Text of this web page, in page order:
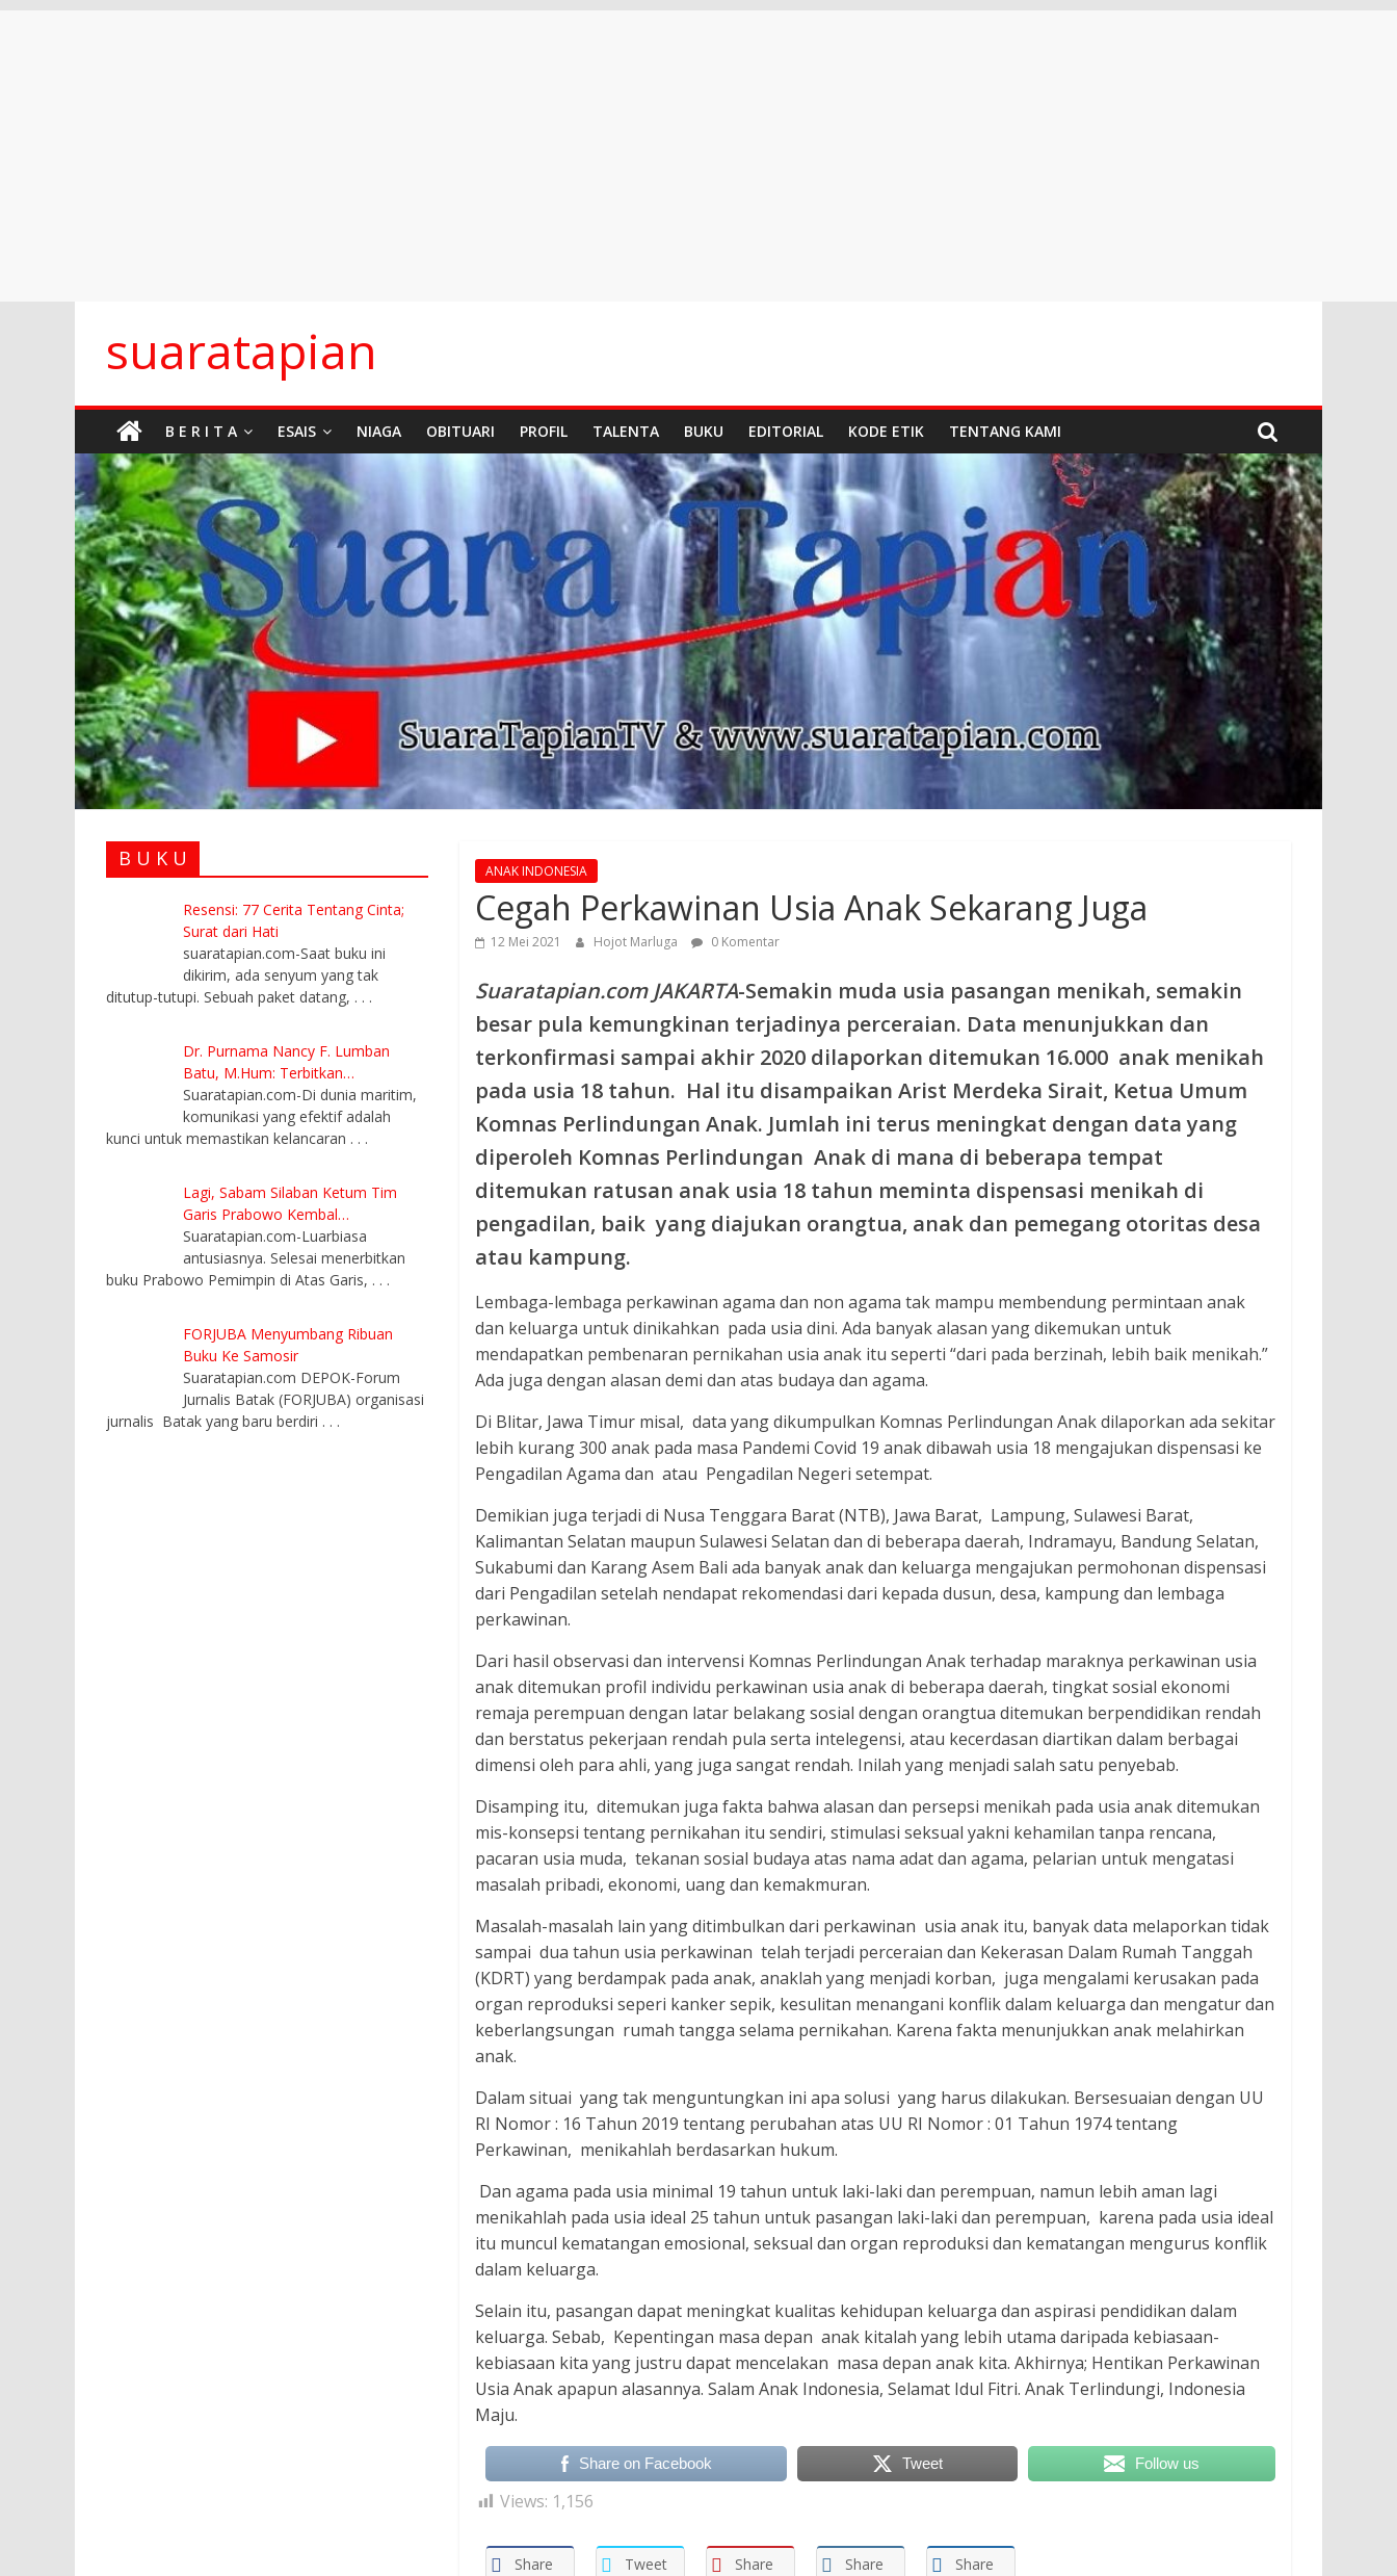
contentsuaratapian
B E R I T A ESAIS NIAGA OBITUARI PROFIL TALENTA BUKU EDITORIAL KODE ETIK TENTANG KAMI
ANAK INDONESIA
Cegah Perkawinan Usia Anak Sekarang Juga
12 Mei 2021 Hojot Marluga 0 Komentar
Suaratapian.com JAKARTA-Semakin muda usia pasangan menikah, semakin
besar pula kemungkinan terjadinya perceraian. Data menunjukkan dan
terkonfirmasi sampai akhir 2020 dilaporkan ditemukan 16.000 anak menikah
pada usia 18 tahun. Hal itu disampaikan Arist Merdeka Sirait, Ketua Umum
Komnas Perlindungan Anak. Jumlah ini terus meningkat dengan data yang
diperoleh Komnas Perlindungan Anak di mana di beberapa tempat
ditemukan ratusan anak usia 18 tahun meminta dispensasi menikah di
pengadilan, baik yang diajukan orangtua, anak dan pemegang otoritas desa
atau kampung.
Lembaga-lembaga perkawinan agama dan non agama tak mampu membendung permintaan anak
dan keluarga untuk dinikahkan pada usia dini. Ada banyak alasan yang dikemukan untuk
mendapatkan pembenaran pernikahan usia anak itu seperti “dari pada berzinah, lebih baik menikah.”
Ada juga dengan alasan demi dan atas budaya dan agama.
Di Blitar, Jawa Timur misal, data yang dikumpulkan Komnas Perlindungan Anak dilaporkan ada sekitar
lebih kurang 300 anak pada masa Pandemi Covid 19 anak dibawah usia 18 mengajukan dispensasi ke
Pengadilan Agama dan atau Pengadilan Negeri setempat.
Demikian juga terjadi di Nusa Tenggara Barat (NTB), Jawa Barat, Lampung, Sulawesi Barat,
Kalimantan Selatan maupun Sulawesi Selatan dan di beberapa daerah, Indramayu, Bandung Selatan,
Sukabumi dan Karang Asem Bali ada banyak anak dan keluarga mengajukan permohonan dispensasi
dari Pengadilan setelah nendapat rekomendasi dari kepada dusun, desa, kampung dan lembaga
perkawinan.
Dari hasil observasi dan intervensi Komnas Perlindungan Anak terhadap maraknya perkawinan usia
anak ditemukan profil individu perkawinan usia anak di beberapa daerah, tingkat sosial ekonomi
remaja perempuan dengan latar belakang sosial dengan orangtua ditemukan berpendidikan rendah
dan berstatus pekerjaan rendah pula serta intelegensi, atau kecerdasan diartikan dalam berbagai
dimensi oleh para ahli, yang juga sangat rendah. Inilah yang menjadi salah satu penyebab.
Disamping itu, ditemukan juga fakta bahwa alasan dan persepsi menikah pada usia anak ditemukan
mis-konsepsi tentang pernikahan itu sendiri, stimulasi seksual yakni kehamilan tanpa rencana,
pacaran usia muda, tekanan sosial budaya atas nama adat dan agama, pelarian untuk mengatasi
masalah pribadi, ekonomi, uang dan kemakmuran.
Masalah-masalah lain yang ditimbulkan dari perkawinan usia anak itu, banyak data melaporkan tidak
sampai dua tahun usia perkawinan telah terjadi perceraian dan Kekerasan Dalam Rumah Tanggah
(KDRT) yang berdampak pada anak, anaklah yang menjadi korban, juga mengalami kerusakan pada
organ reproduksi seperi kanker sepik, kesulitan menangani konflik dalam keluarga dan mengatur dan
keberlangsungan rumah tangga selama pernikahan. Karena fakta menunjukkan anak melahirkan
anak.
Dalam situai yang tak menguntungkan ini apa solusi yang harus dilakukan. Bersesuaian dengan UU
RI Nomor : 16 Tahun 2019 tentang perubahan atas UU RI Nomor : 01 Tahun 1974 tentang
Perkawinan, menikahlah berdasarkan hukum.
Dan agama pada usia minimal 19 tahun untuk laki-laki dan perempuan, namun lebih aman lagi
menikahlah pada usia ideal 25 tahun untuk pasangan laki-laki dan perempuan, karena pada usia ideal
itu muncul kematangan emosional, seksual dan organ reproduksi dan kematangan mengurus konflik
dalam keluarga.
Selain itu, pasangan dapat meningkat kualitas kehidupan keluarga dan aspirasi pendidikan dalam
keluarga. Sebab, Kepentingan masa depan anak kitalah yang lebih utama daripada kebiasaan-
kebiasaan kita yang justru dapat mencelakan masa depan anak kita. Akhirnya; Hentikan Perkawinan
Usia Anak apapun alasannya. Salam Anak Indonesia, Selamat Idul Fitri. Anak Terlindungi, Indonesia
Maju.
Share on Facebook Tweet Follow us
Views: 1,156
Share Tweet Share Share Share
B U K U
Resensi: 77 Cerita Tentang Cinta;
Surat dari Hati
suaratapian.com-Saat buku ini
dikirim, ada senyum yang tak
ditutup-tutupi. Sebuah paket datang, . . .
Dr. Purnama Nancy F. Lumban
Batu, M.Hum: Terbitkan…
Suaratapian.com-Di dunia maritim,
komunikasi yang efektif adalah
kunci untuk memastikan kelancaran . . .
Lagi, Sabam Silaban Ketum Tim
Garis Prabowo Kembal…
Suaratapian.com-Luarbiasa
antusiasnya. Selesai menerbitkan
buku Prabowo Pemimpin di Atas Garis, . . .
FORJUBA Menyumbang Ribuan
Buku Ke Samosir
Suaratapian.com DEPOK-Forum
Jurnalis Batak (FORJUBA) organisasi
jurnalis Batak yang baru berdiri . . .